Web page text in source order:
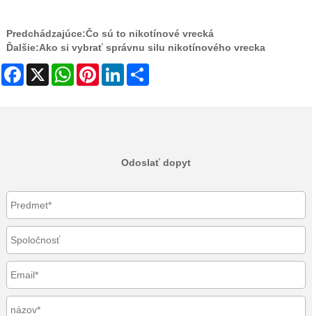
Predchádzajúce:Čo sú to nikotínové vrecká
Ďalšie:Ako si vybrať správnu silu nikotínového vrecka
Facebook WhatsAppPinterestLinkedIn
Odoslať dopyt